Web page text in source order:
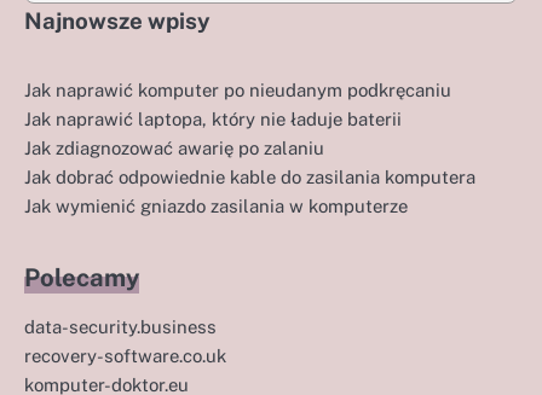
Najnowsze wpisy
Jak naprawić komputer po nieudanym podkręcaniu
Jak naprawić laptopa, który nie ładuje baterii
Jak zdiagnozować awarię po zalaniu
Jak dobrać odpowiednie kable do zasilania komputera
Jak wymienić gniazdo zasilania w komputerze
Polecamy
data-security.business
recovery-software.co.uk
komputer-doktor.eu